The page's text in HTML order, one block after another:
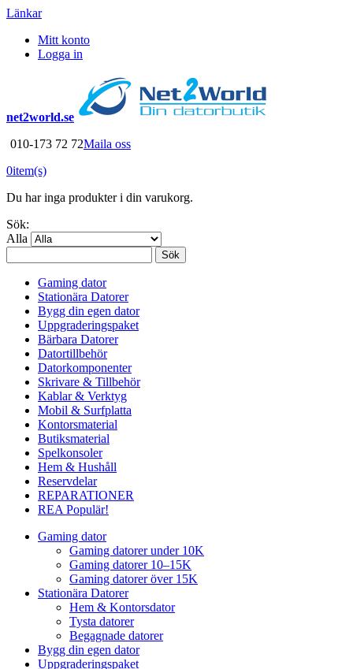
Länkar
Mitt konto
Logga in
net2world.se
010-173 72 72Maila oss
0item(s)
Du har inga produkter i din varukorg.
Sök:
Alla
Sök
Gaming dator
Stationära Datorer
Bygg din egen dator
Uppgraderingspaket
Bärbara Datorer
Datortillbehör
Datorkomponenter
Skrivare & Tillbehör
Kablar & Verktyg
Mobil & Surfplatta
Kontorsmaterial
Butiksmaterial
Spelkonsoler
Hem & Hushåll
Reservdelar
REPARATIONER
REA Populär!
Gaming dator
Gaming datorer under 10K
Gaming datorer 10–15K
Gaming datorer över 15K
Stationära Datorer
Hem & Kontorsdator
Tysta datorer
Begagnade datorer
Bygg din egen dator
Uppgraderingspaket